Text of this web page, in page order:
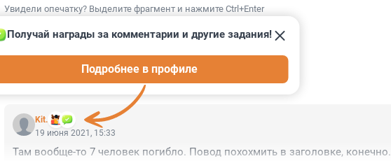
Увидели опечатку? Выделите фрагмент и нажмите Ctrl+Enter
КОММЕНТАРИИ 3
Kit.
Получай награды за комментарии и другие задания!
Подробнее в профиле
19 июня 2021, 15:33
Там вообще-то 7 человек погибло. Повод похохмить в заголовке, конечно.